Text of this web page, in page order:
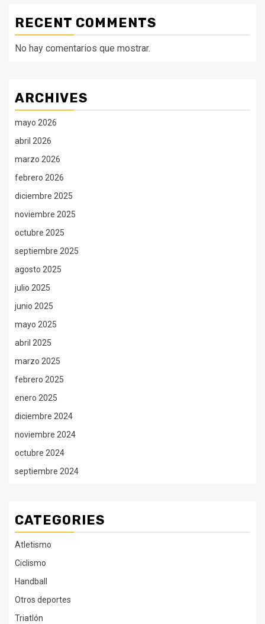
RECENT COMMENTS
No hay comentarios que mostrar.
ARCHIVES
mayo 2026
abril 2026
marzo 2026
febrero 2026
diciembre 2025
noviembre 2025
octubre 2025
septiembre 2025
agosto 2025
julio 2025
junio 2025
mayo 2025
abril 2025
marzo 2025
febrero 2025
enero 2025
diciembre 2024
noviembre 2024
octubre 2024
septiembre 2024
CATEGORIES
Atletismo
Ciclismo
Handball
Otros deportes
Triatlón